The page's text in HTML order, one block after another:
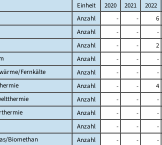
Einheit 2020 2021 2022
Anzahl - - 6
Anzahl - - -
Anzahl - - 2
Anzahl - - -
Fernkälte
Anzahl - - -
Anzahl - - 4
Anzahl - - -
Anzahl - - -
Anzahl - - -
Biomethan
Anzahl - - -